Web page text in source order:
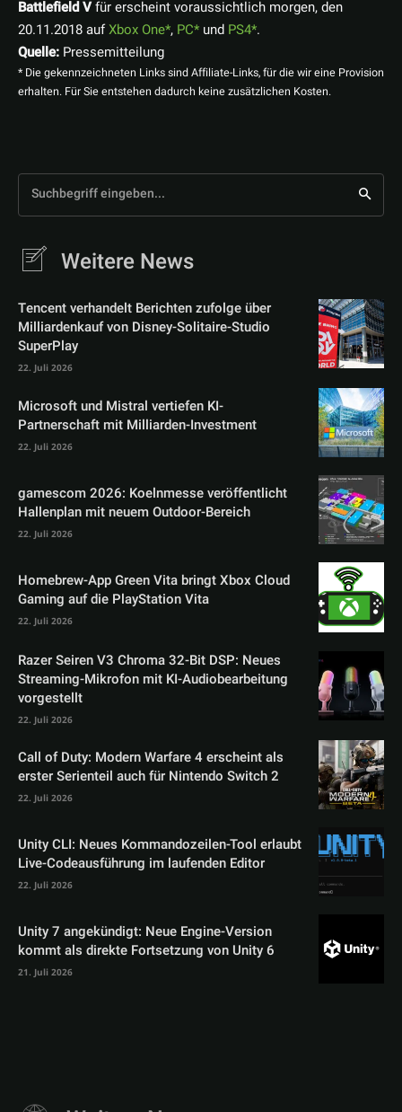
Battlefield Vfür erscheint voraussichtlich morgen, den
20.11.2018 aufXbox One , PC und PS4 .
Quelle: Pressemitteilung
* Die gekennzeichneten Links sind Affiliate-Links, für die wir eine Provision
erhalten. Für Sie entstehen dadurch keine zusätzlichen Kosten.
Suchbegriff eingeben...
Weitere News
Tencent verhandelt Berichten zufolge über
Milliardenkauf von Disney-Solitaire-Studio
SuperPlay
22. Juli 2026
Microsoft und Mistral vertiefen KI-
Partnerschaft mit Milliarden-Investment
22. Juli 2026
gamescom 2026: Koelnmesse veröffentlicht
Hallenplan mit neuem Outdoor-Bereich
22. Juli 2026
Homebrew-App Green Vita bringt Xbox Cloud
Gaming auf die PlayStation Vita
22. Juli 2026
Razer Seiren V3 Chroma 32-Bit DSP: Neues
Streaming-Mikrofon mit KI-Audiobearbeitung
vorgestellt
22. Juli 2026
Call of Duty: Modern Warfare 4 erscheint als
erster Serienteil auch für Nintendo Switch 2
22. Juli 2026
Unity CLI: Neues Kommandozeilen-Tool erlaubt
Live-Codeausführung im laufenden Editor
22. Juli 2026
Unity 7 angekündigt: Neue Engine-Version
kommt als direkte Fortsetzung von Unity 6
21. Juli 2026